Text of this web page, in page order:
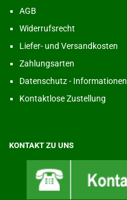
AGB
Widerrufsrecht
Liefer- und Versandkosten
Zahlungsarten
Datenschutz - Informationen
Kontaktlose Zustellung
KONTAKT ZU UNS